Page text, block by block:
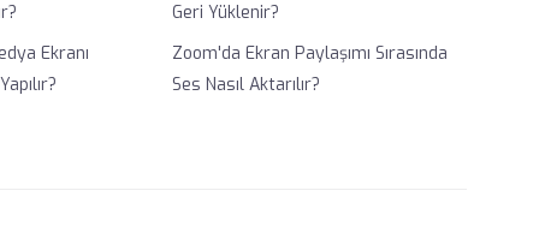
Ekranı
Geri Yüklenir?
Zoom'da Ekran Paylaşımı Sırasında
Ses Nasıl Aktarılır?